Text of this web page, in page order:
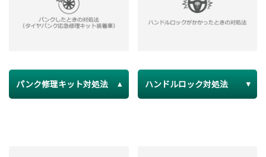
パンク修理キット対処法 ハンドルロック対処法